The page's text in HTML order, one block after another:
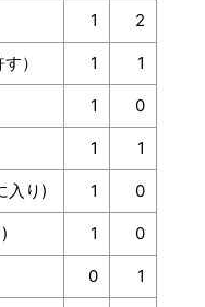
1 2
） 1 1
1 0
1 1
入り) 1 0
1 0
0 1